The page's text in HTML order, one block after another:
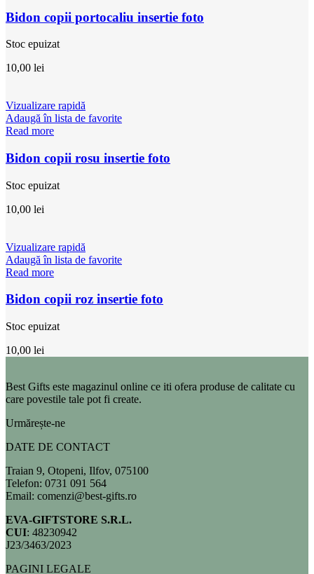
Bidon copii portocaliu insertie foto
Stoc epuizat
10,00 lei
Vizualizare rapidă
Adaugă în lista de favorite
Read more
Bidon copii rosu insertie foto
Stoc epuizat
10,00 lei
Vizualizare rapidă
Adaugă în lista de favorite
Read more
Bidon copii roz insertie foto
Stoc epuizat
10,00 lei
Best Gifts este magazinul online ce iti ofera produse de calitate cu
care povestile tale pot fi create.
Urmărește-ne
DATE DE CONTACT
Traian 9, Otopeni, Ilfov, 075100
Telefon: 0731 091 564
Email: comenzi@best-gifts.ro
EVA-GIFTSTORE S.R.L.
CUI: 48230942
J23/3463/2023
PAGINI LEGALE